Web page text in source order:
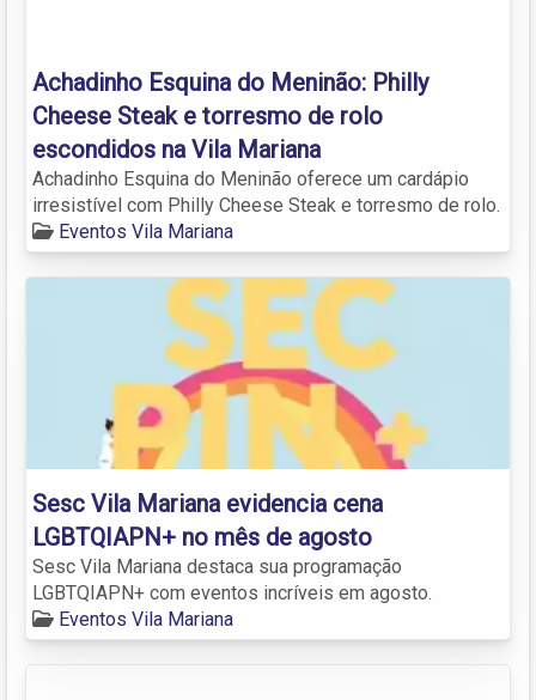
Achadinho Esquina do Meninão: Philly
Cheese Steak e torresmo de rolo
escondidos na Vila Mariana
Achadinho Esquina do Meninão oferece um cardápio
irresistível com Philly Cheese Steak e torresmo de rolo.
Eventos Vila Mariana
Sesc Vila Mariana evidencia cena
LGBTQIAPN+ no mês de agosto
Sesc Vila Mariana destaca sua programação
LGBTQIAPN+ com eventos incríveis em agosto.
Eventos Vila Mariana